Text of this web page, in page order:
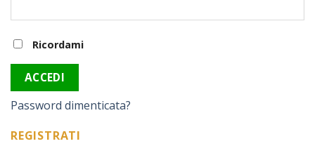
Ricordami
ACCEDI
Password dimenticata?
REGISTRATI